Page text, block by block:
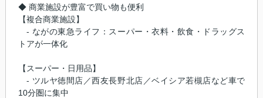
◆ 商業施設が豊富で買い物も便利
【複合商業施設】
- ながの東急ライフ：スーパー・衣料・飲食・ドラッグス
トアが一体化
【スーパー・日用品】
- ツルヤ徳間店／西友長野北店／ベイシア若槻店など車で
10分圏に集中